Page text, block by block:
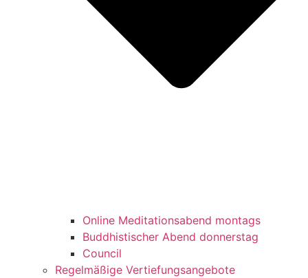
Online Meditationsabend montags
Buddhistischer Abend donnerstag
Council
Regelmäßige Vertiefungsangebote